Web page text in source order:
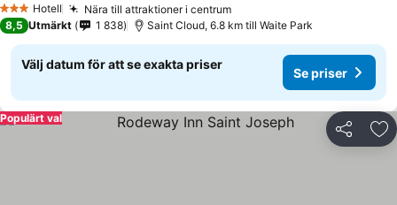
3 StjärnorHotell Nära till attraktioner i centrum
8,5 Utmärkt 1 838 Saint Cloud, 6.8 km till Waite Park
Välj datum för att se exakta priser
Se priser
Dela
Populärt val